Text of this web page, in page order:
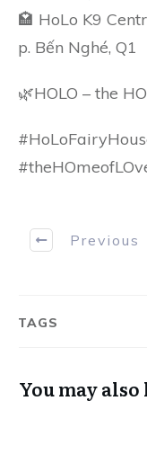
🏩 HoLo K9
p. Bến Nghé, Q1
🌿HOLO – the
Previous
TAGS
You may